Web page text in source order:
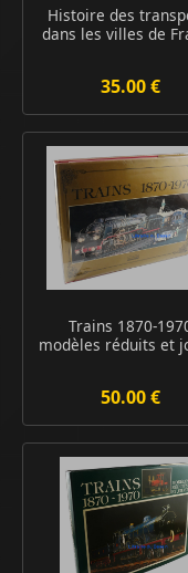
Histoire des
dans les villes de
35.00 €
Trains 1870-
modèles réduits et
50.00 €